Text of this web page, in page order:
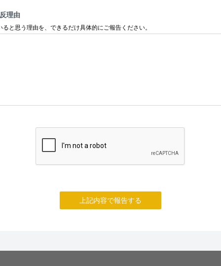
理由
ると思う理由を、できるだけ具体的にご報告ください。
上記内容で報告する